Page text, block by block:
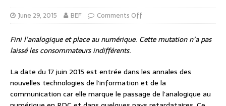
June 29, 2015 BEF Comments Off
Fini l’analogique et place au numérique. Cette mutation n’a pas
laissé les consommateurs indifférents.
La date du 17 juin 2015 est entrée dans les annales des
nouvelles technologies de l’information et de la
communication car elle marque le passage de l’analogique au